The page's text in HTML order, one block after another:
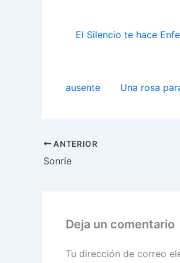
El Silencio te hace
ausente Una rosa
ANTERIOR
Sonríe
Deja un comentario
Tu dirección de correo